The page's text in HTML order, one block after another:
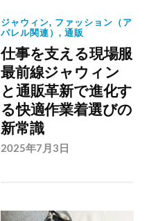
ジャウィン, ファッション（ア
パレル関連）,通販
仕事を支える現場服
最前線ジャウィン
と通販革新で進化す
る快適作業着選びの
新常識
2025年7月3日